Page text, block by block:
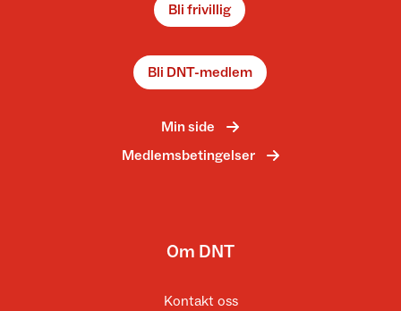
Bli frivillig
Bli DNT-medlem
Min side
Medlemsbetingelser
Om DNT
Kontakt oss